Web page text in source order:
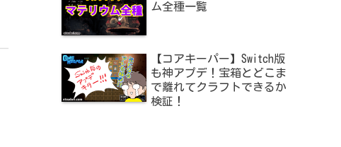
ム全種一覧
【コアキーパー】Switch版
も神アプデ！宝箱とどこま
で離れてクラフトできるか
検証！